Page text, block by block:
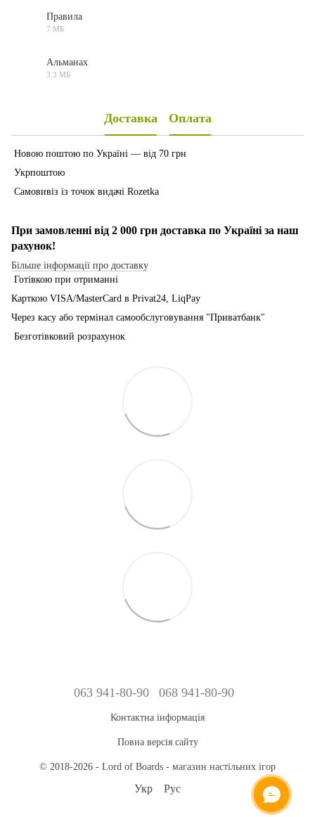
Правила
7 МБ
Альманах
3.3 МБ
Доставка Оплата
Новою поштою по Україні — від 70 грн
Укрпоштою
Самовивіз із точок видачі Rozetka
При замовленні від 2 000 грн доставка по Україні за наш
рахунок!
Більше інформації про доставку
Готівкою при отриманні
Карткою VISA/MasterCard в Рrivat24, LiqPay
Через касу або термінал самообслуговування "Приватбанк"
Безготівковий розрахунок
063 941-80-90 068 941-80-90
Контактна інформація
Повна версія сайту
© 2018-2026 - Lord of Boards - магазин настільних ігор
Укр Рус
ОНЛАЙН ЧАТ